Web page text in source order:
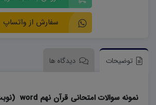
سفارش از واتساپ
توضیحات دیدگاه ها
نمونه سوالات امتحانی قرآن نهم word (نوبت اول) –